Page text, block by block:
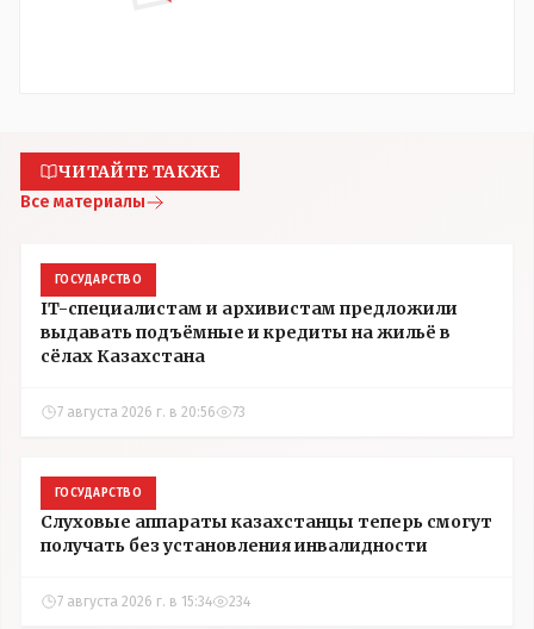
ЧИТАЙТЕ ТАКЖЕ
Все материалы
ГОСУДАРСТВО
IT-специалистам и архивистам предложили
выдавать подъёмные и кредиты на жильё в
сёлах Казахстана
7 августа 2026 г. в 20:56 73
ГОСУДАРСТВО
Слуховые аппараты казахстанцы теперь смогут
получать без установления инвалидности
7 августа 2026 г. в 15:34 234